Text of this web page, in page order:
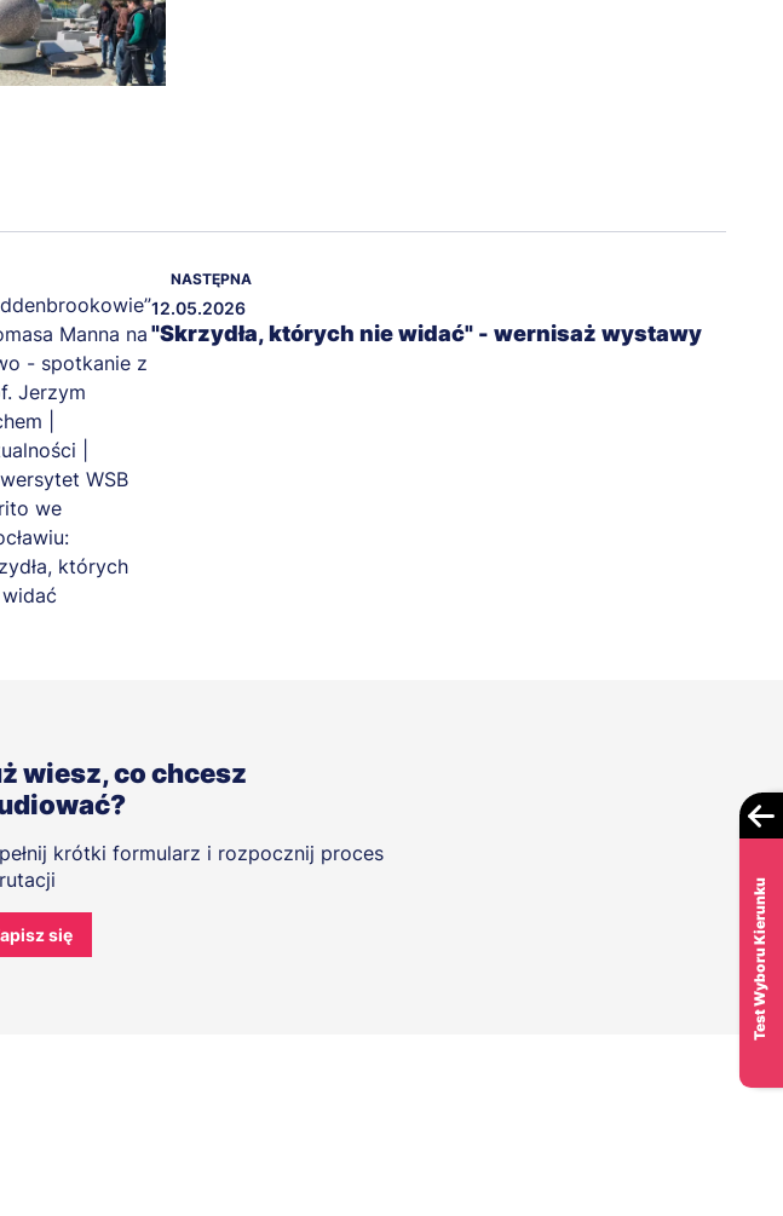
NASTĘPNA
12.05.2026
"Skrzydła, których nie widać" - wernisaż wystawy
wiesz, co chcesz
krótki formularz i rozpocznij proces
się Test Wyboru Kierunku